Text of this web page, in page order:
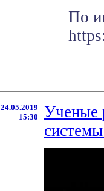
По
24.05.2019
15:30
Ученые